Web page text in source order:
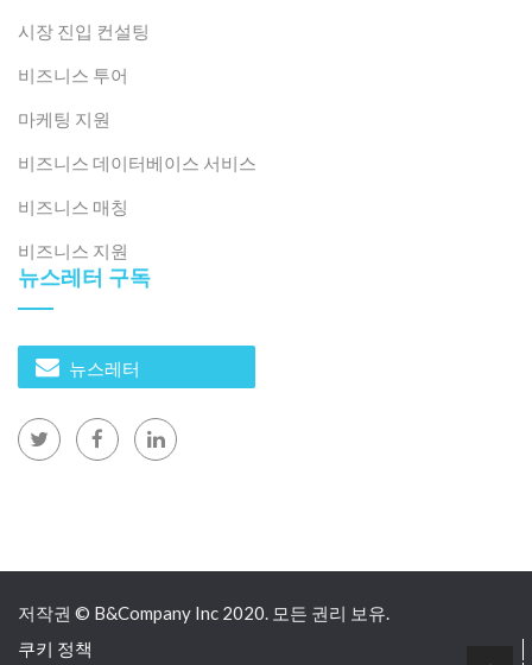
시장 진입 컨설팅
비즈니스 투어
마케팅 지원
비즈니스 데이터베이스 서비스
비즈니스 매칭
비즈니스 지원
뉴스레터 구독
뉴스레터
저작권 © B&Company Inc 2020. 모든 권리 보유.
쿠키 정책